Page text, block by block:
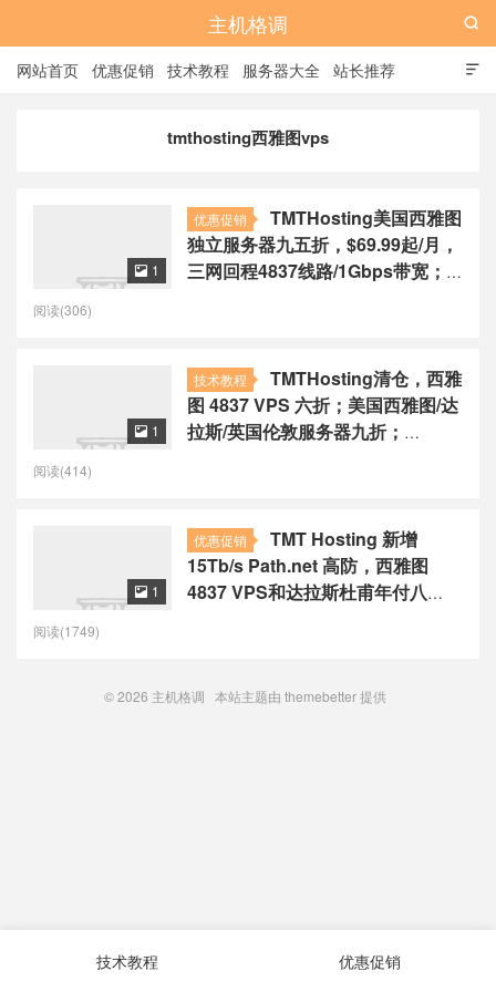
主机格调

网站首页 优惠促销 技术教程 服务器大全 站长推荐

tmthosting西雅图vps
优惠促销
TMTHosting美国西雅图
独立服务器九五折，$69.99起/月，
三网回程4837线路/1Gbps带宽；
 1
阅读(306)
技术教程
TMTHosting清仓，西雅
图 4837 VPS 六折；美国西雅图/达
拉斯/英国伦敦服务器九折；
 1
阅读(414)
优惠促销
TMT Hosting 新增
15Tb/s Path.net 高防，西雅图
4837 VPS和达拉斯杜甫年付八
 1
阅读(1749)
© 2026 主机格调 本站主题由 themebetter提供
技术教程 优惠促销